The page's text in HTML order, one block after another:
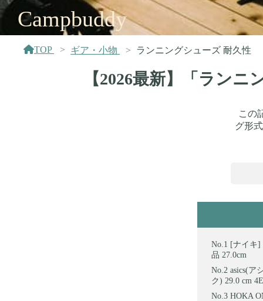
Campbuddy
TOP ギア・小物 ランニングシューズ 耐久性
【2026最新】「ラン
この
グ形
[ナイキ]
品 27.0cm
asics(ア
ク) 29.0 cm 4E
HOKA